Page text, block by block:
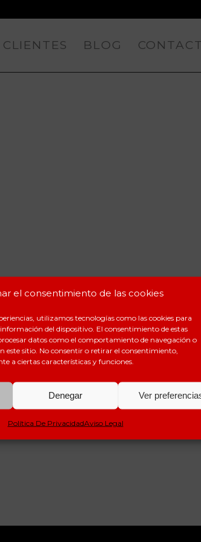
el consentimiento de las cookies
utilizamos tecnologías como las cookies para
del dispositivo. El consentimiento de estas
datos como el comportamiento de navegación o
este sitio. No consentir o retirar el consentimiento,
a ciertas características y funciones.
Denegar Ver
Política De PrivacidadAviso Legal
CLIENTES BLOG